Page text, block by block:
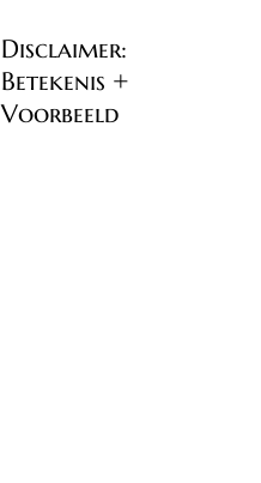
Disclaimer:
Betekenis +
Voorbeeld